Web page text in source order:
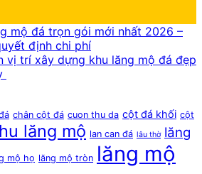
mộ đá trọn gói mới nhất 2026 –
định chi phí
vị trí xây dựng khu lăng mộ đá đẹp
chân cột đá cuon thu da cột đá khối cột
lăng mộ lan can đá lâu thờ lăng
mộ họ lăng mộ tròn lăng mộ